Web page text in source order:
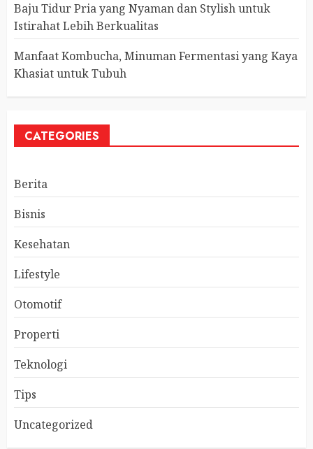
Baju Tidur Pria yang Nyaman dan Stylish untuk
Istirahat Lebih Berkualitas
Manfaat Kombucha, Minuman Fermentasi yang Kaya
Khasiat untuk Tubuh
CATEGORIES
Berita
Bisnis
Kesehatan
Lifestyle
Otomotif
Properti
Teknologi
Tips
Uncategorized